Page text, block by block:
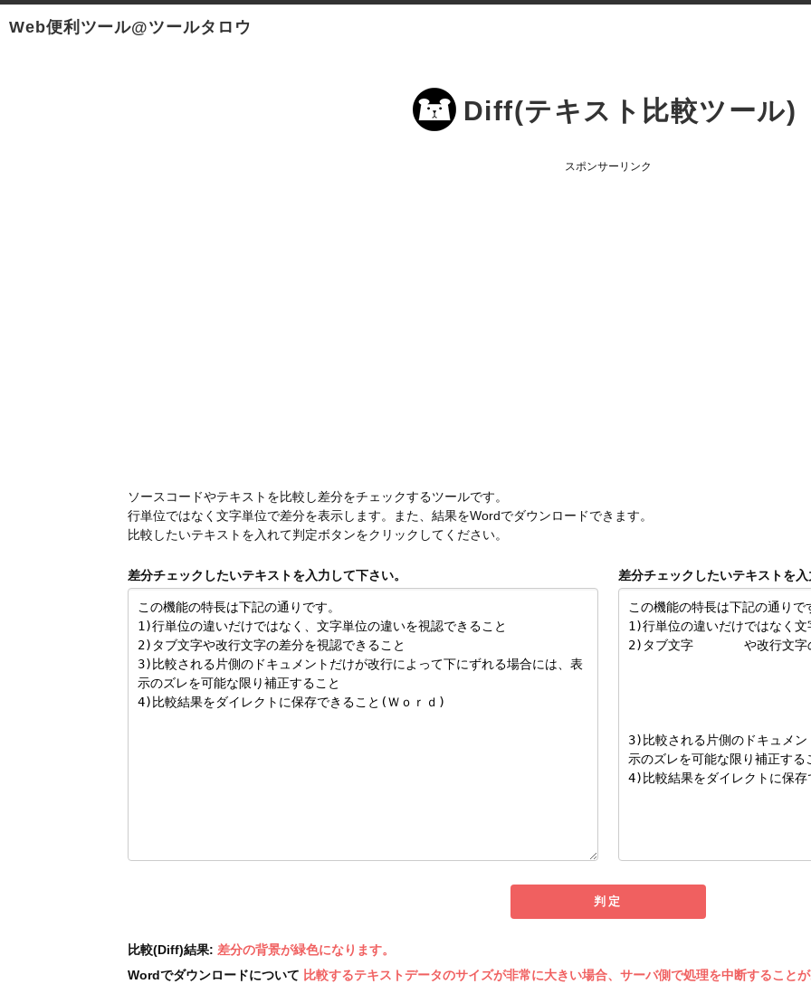
Web便利ツール@ツールタロウ
Diff(テキスト比較ツール)
スポンサーリンク
ソースコードやテキストを比較し差分をチェックするツールです。
行単位ではなく文字単位で差分を表示します。また、結果をWordでダウンロードできます。
比較したいテキストを入れて判定ボタンをクリックしてください。
差分チェックしたいテキストを入力して下さい。 差分チェックしたいテキストを入
比較(Diff)結果: 差分の背景が緑色になります。
Wordでダウンロードについて 比較するテキストデータのサイズが非常に大きい場合、サーバ側で処理を中断すること